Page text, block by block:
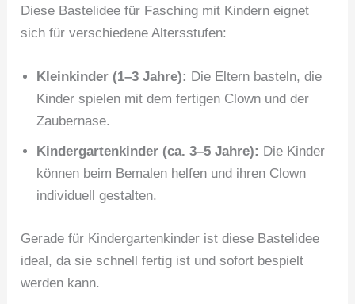
Diese Bastelidee für Fasching mit Kindern eignet
sich für verschiedene Altersstufen:
Kleinkinder (1–3 Jahre): Die Eltern basteln, die
Kinder spielen mit dem fertigen Clown und der
Zaubernase.
Kindergartenkinder (ca. 3–5 Jahre): Die Kinder
können beim Bemalen helfen und ihren Clown
individuell gestalten.
Gerade für Kindergartenkinder ist diese Bastelidee
ideal, da sie schnell fertig ist und sofort bespielt
werden kann.